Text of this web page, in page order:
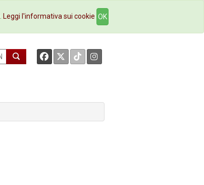
Contatti
Leggi l'informativa sui cookie OK